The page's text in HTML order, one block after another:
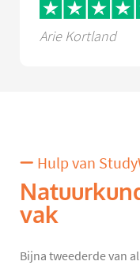
Arie Kortland
Hulp van
vak
Bijna tweederde van